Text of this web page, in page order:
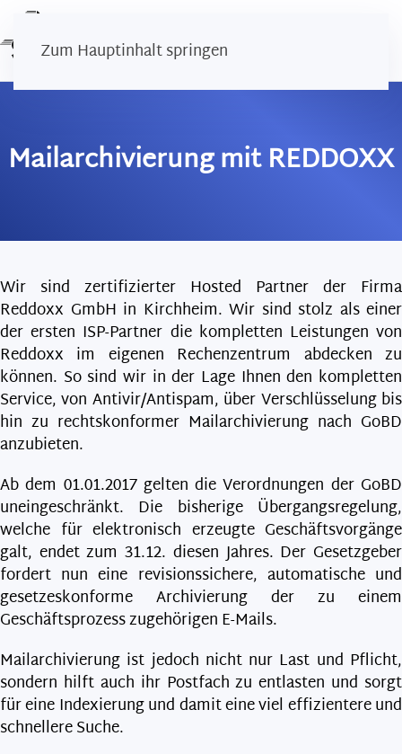
Zum Hauptinhalt springen
Mailarchivierung mit REDDOXX
Wir sind zertifizierter Hosted Partner der Firma
Reddoxx GmbH in Kirchheim. Wir sind stolz als einer
der ersten ISP-Partner die kompletten Leistungen von
Reddoxx im eigenen Rechenzentrum abdecken zu
können. So sind wir in der Lage Ihnen den kompletten
Service, von Antivir/Antispam, über Verschlüsselung bis
hin zu rechtskonformer Mailarchivierung nach GoBD
anzubieten.
Ab dem 01.01.2017 gelten die Verordnungen der GoBD
uneingeschränkt. Die bisherige Übergangsregelung,
welche für elektronisch erzeugte Geschäftsvorgänge
galt, endet zum 31.12. diesen Jahres. Der Gesetzgeber
fordert nun eine revisionssichere, automatische und
gesetzeskonforme Archivierung der zu einem
Geschäftsprozess zugehörigen E-Mails.
Mailarchivierung ist jedoch nicht nur Last und Pflicht,
sondern hilft auch ihr Postfach zu entlasten und sorgt
für eine Indexierung und damit eine viel effizientere und
schnellere Suche.